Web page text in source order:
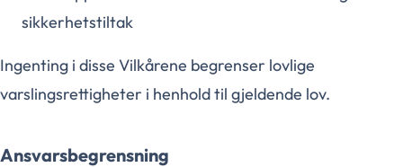
sikkerhetstiltak
Ingenting i disse Vilkårene begrenser lovlige
varslingsrettigheter i henhold til gjeldende lov.
Ansvarsbegrensning